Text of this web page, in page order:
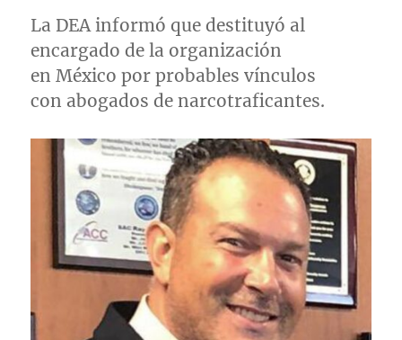
La DEA informó que destituyó al
encargado de la organización
en México por probables vínculos
con abogados de narcotraficantes.